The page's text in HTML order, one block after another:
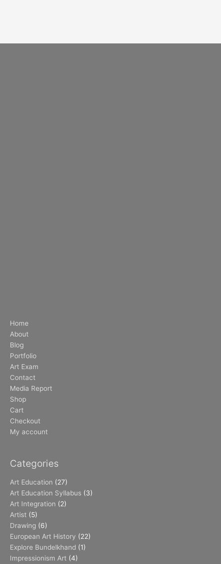
Home
About
Blog
Portfolio
Art Exam
Contact
Media Report
Shop
Cart
Checkout
My account
Categories
Art Education (27)
Art Education Syllabus (3)
Art Integration (2)
Artist (5)
Drawing (6)
European Art History (22)
Explore Bundelkhand (1)
Impressionism Art (4)